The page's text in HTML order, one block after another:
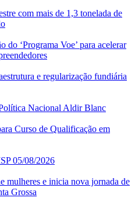
com mais de 1,3 tonelada de
do ‘Programa Voe’ para acelerar
e regularização fundiária
Nacional Aldir Blanc
Curso de Qualificação em
05/08/2026
mulheres e inicia nova jornada de
Grossa